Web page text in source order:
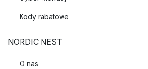
Kody rabatowe
NORDIC NEST
O nas